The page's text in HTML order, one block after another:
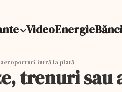
VideoEnergie
intră la plată
trenuri